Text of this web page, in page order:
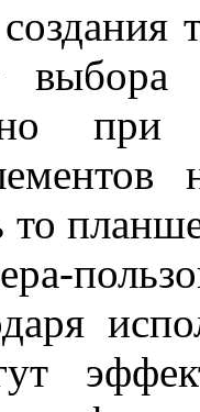
выбора
но при
то